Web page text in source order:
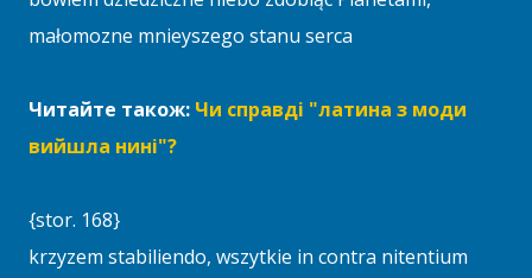
małomozne mnieyszego stanu serca
Читайте також: Чи справді "латина з моди
вийшла нині"?
{stor. 168}
krzyzem stabiliendo, wszytkie in contra nitentium